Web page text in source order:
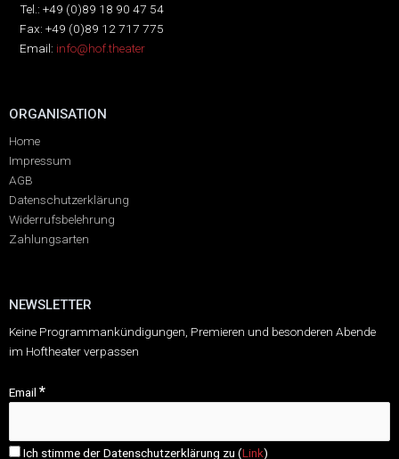
Tel.: +49 (0)89 18 90 47 54
Fax: +49 (0)89 12 717 775
Email: info@hof.theater
ORGANISATION
Home
Impressum
AGB
Datenschutzerklärung
Widerrufsbelehrung
Zahlungsarten
NEWSLETTER
Keine Programmankündigungen, Premieren und besonderen Abende
im Hoftheater verpassen
Email *
Ich stimme der Datenschutzerklärung zu (Link)